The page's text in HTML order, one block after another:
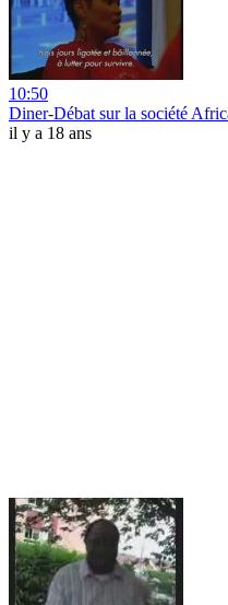
10:50
Diner-Débat sur la société
il y a 18 ans